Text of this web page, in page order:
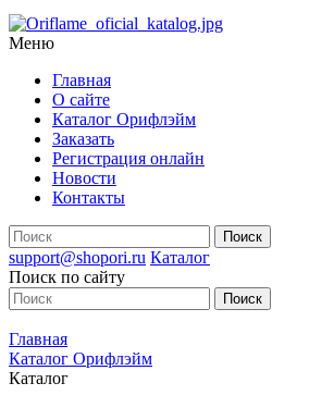
Меню
Главная
О сайте
Каталог Орифлэйм
Заказать
Регистрация онлайн
Новости
Контакты
support@shopori.ru Каталог
Поиск по сайту
Главная
Каталог Орифлэйм
Каталог